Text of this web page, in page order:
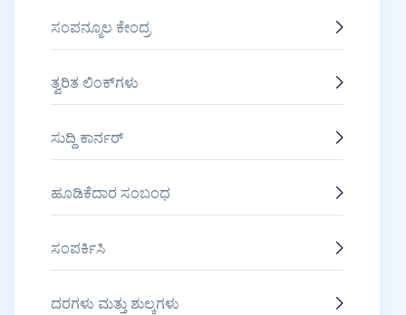
ಸಂಪನ್ಮೂಲ ಕೇಂದ್ರ
ತ್ವರಿತ ಲಿಂಕ್‌ಗಳು
ಸುದ್ದಿ ಕಾರ್ನರ್
ಹೂಡಿಕೆದಾರ ಸಂಬಂಧ
ಸಂಪರ್ಕಿಸಿ
ದರಗಳು ಮತ್ತು ಶುಲ್ಕಗಳು